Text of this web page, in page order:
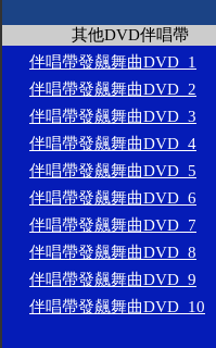
其他DVD伴唱帶
伴唱帶發飆舞曲DVD_1
伴唱帶發飆舞曲DVD_2
伴唱帶發飆舞曲DVD_3
伴唱帶發飆舞曲DVD_4
伴唱帶發飆舞曲DVD_5
伴唱帶發飆舞曲DVD_6
伴唱帶發飆舞曲DVD_7
伴唱帶發飆舞曲DVD_8
伴唱帶發飆舞曲DVD_9
伴唱帶發飆舞曲DVD_10